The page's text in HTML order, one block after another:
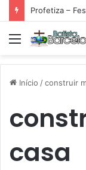
Profetiza –
Menu
Início /construir
casa